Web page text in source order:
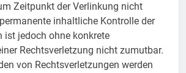
Zeitpunkt der Verlinkung nicht
inhaltliche Kontrolle der
ist jedoch ohne konkrete
Rechtsverletzung nicht zumutbar.
von Rechtsverletzungen werden